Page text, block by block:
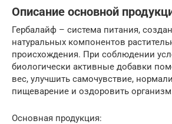
Описание основной
Гербалайф – система питания,
натуральных компонентов
происхождения. При соблюдении
биологически активные добавки
вес, улучшить самочувствие,
пищеварение и оздоровить
Основная продукция: